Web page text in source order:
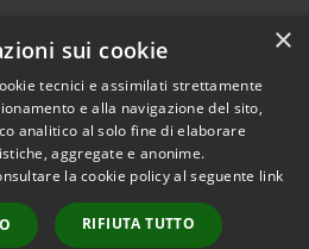
Copyright © 2026 • Comune di
Municipium•
Accesso
×
sui cookie
tecnici e assimilati strettamente
e alla navigazione del sito,
analitico al solo fine di elaborare
aggregate e anonime.
la cookie policy al seguente link
RIFIUTA TUTTO